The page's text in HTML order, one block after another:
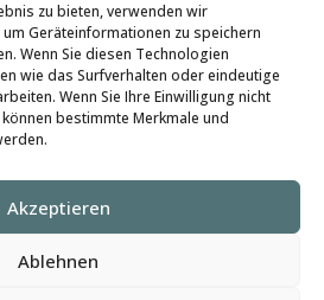
zu bieten, verwenden wir
Geräteinformationen zu speichern
Wenn Sie diesen Technologien
wie das Surfverhalten oder eindeutige
Wenn Sie Ihre Einwilligung nicht
bestimmte Merkmale und
Akzeptieren
Ablehnen